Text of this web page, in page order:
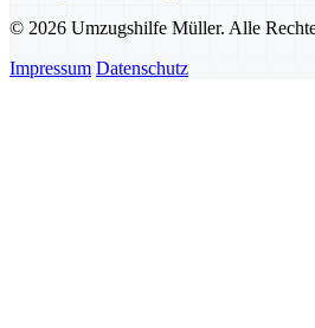
© 2026 Umzugshilfe Müller. Alle
Impressum Datenschutz